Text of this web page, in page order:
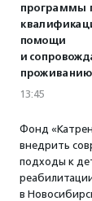
программы
помощи
и
проживанию
13:45
Фонд
внедрить
подходы к
в